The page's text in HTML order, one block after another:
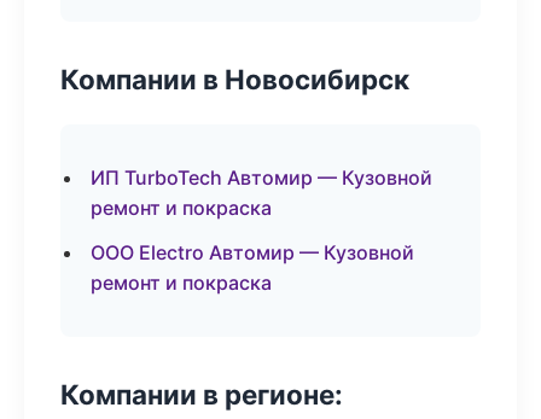
Компании в Новосибирск
ИП TurboTech Автомир — Кузовной
ремонт и покраска
ООО Electro Автомир — Кузовной
ремонт и покраска
Компании в регионе: